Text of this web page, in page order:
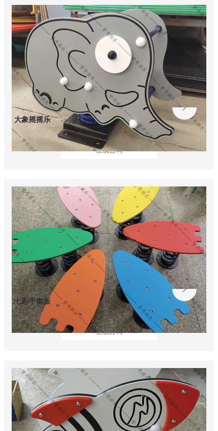
大象摇摇乐
在线咨询
七彩平衡板
在线咨询